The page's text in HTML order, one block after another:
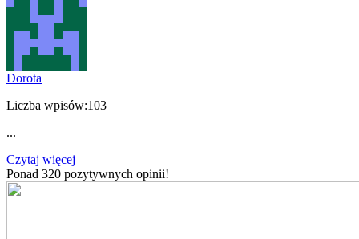
Dorota
Liczba wpisów:103
...
Czytaj więcej
Ponad 320 pozytywnych opinii!